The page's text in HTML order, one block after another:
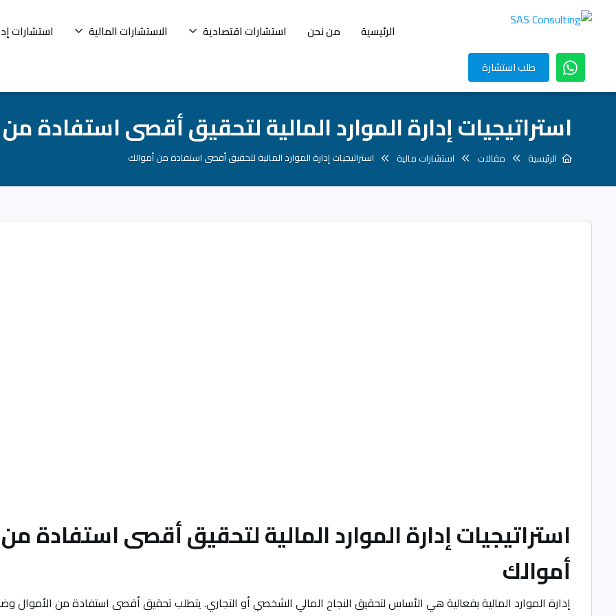
الرئيسية من نحن استشارات اقتصادية الاستشارات المالية استشارات
طلب استشارة
استراتيجيات إدارة الموارد المالية لتحقيق أقصى استفادة
الرئيسية مقالات استشارات مالية استراتيجيات إدارة الموارد المالية لتحقيق أقصى استفادة من أموالك
استراتيجيات إدارة الموارد المالية لتحقيق أقصى استفادة من
أموالك
إدارة الموارد المالية بفعالية هي الأساس لتحقيق النجاح المالي الشخصي أو التجاري. يتطلب تحقيق أقصى استفادة من الأموال